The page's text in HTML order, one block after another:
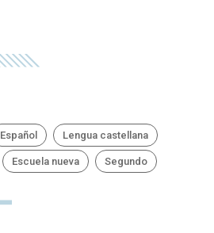
Español Lengua castellana
Escuela nueva Segundo